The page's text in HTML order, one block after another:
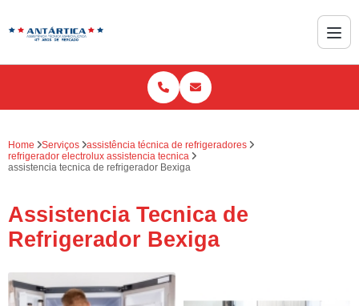
Home Serviços
assistência técnica de refrigeradores
refrigerador electrolux assistencia tecnica
assistencia tecnica de refrigerador Bexiga
Assistencia Tecnica de
Refrigerador Bexiga